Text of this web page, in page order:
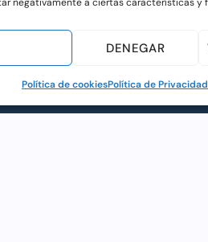
DENEGAR
Política de cookiesPolítica de Privacidad